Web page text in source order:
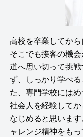
高校を卒業してから
そこでも接客の機
道へ思い切って挑
ず、しっかり学べ
た、専門学校にはめ
社会人を経験して
なじめると思いま
ャレンジ精神をも